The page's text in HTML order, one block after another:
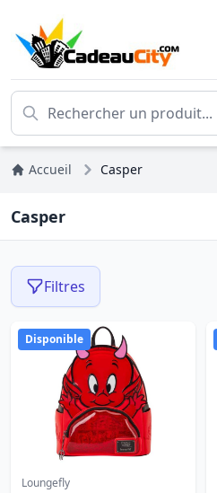
Accueil Casper
Casper
Filtres
Disponible
Loungefly